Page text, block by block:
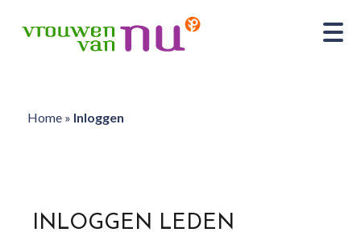
Home» Inloggen
INLOGGEN LEDEN